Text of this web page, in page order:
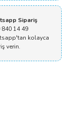
Sipariş
840 14 49
kolayca
verin.